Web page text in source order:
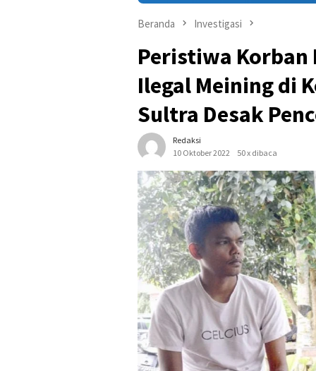
Beranda Investigasi
Peristiwa Korban
Ilegal Meining di
Sultra Desak
Redaksi
10 Oktober 2022
50 x dibaca